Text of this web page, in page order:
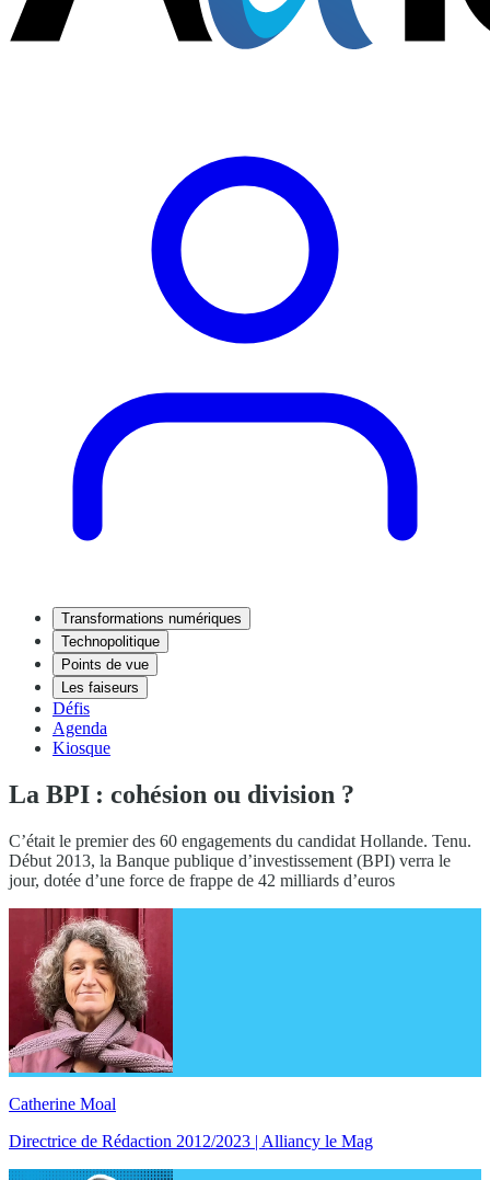
Transformations numériques
Technopolitique
Points de vue
Les faiseurs
Défis
Agenda
Kiosque
La BPI : cohésion ou division ?
C’était le premier des 60 engagements du candidat Hollande. Tenu.
Début 2013, la Banque publique d’investissement (BPI) verra le
jour, dotée d’une force de frappe de 42 milliards d’euros
Catherine Moal
Directrice de Rédaction 2012/2023 | Alliancy le Mag